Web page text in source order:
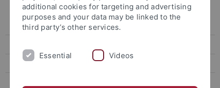
Phillip Brandes, M.A.
Dr. Andreas Gehrlach
additional cookies for targeting and advertising
purposes and your data may be linked to the
third party’s other services.
Essential Videos